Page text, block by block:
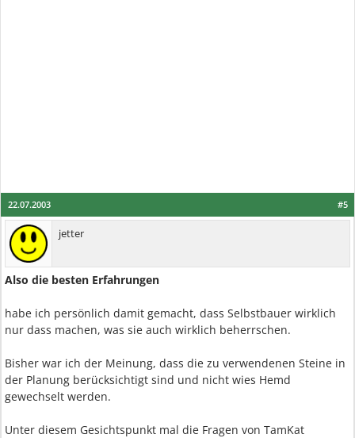
#5
22.07.2003
jetter
Also die besten Erfahrungen
habe ich persönlich damit gemacht, dass Selbstbauer wirklich
nur dass machen, was sie auch wirklich beherrschen.
Bisher war ich der Meinung, dass die zu verwendenen Steine in
der Planung berücksichtigt sind und nicht wies Hemd
gewechselt werden.
Unter diesem Gesichtspunkt mal die Fragen von TamKat